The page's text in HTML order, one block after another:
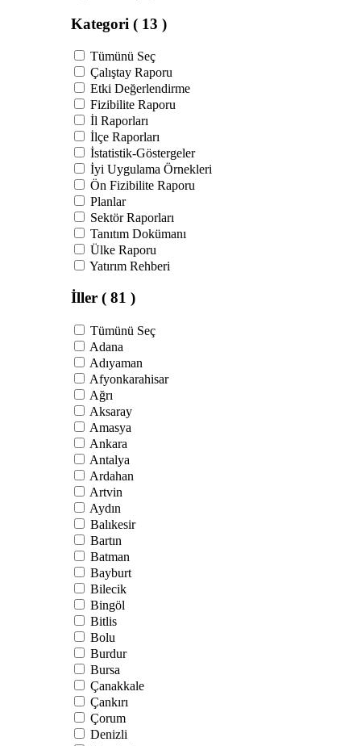
Kategori ( 13 )
Tümünü Seç
Çalıştay Raporu
Etki Değerlendirme
Fizibilite Raporu
İl Raporları
İlçe Raporları
İstatistik-Göstergeler
İyi Uygulama Örnekleri
Ön Fizibilite Raporu
Planlar
Sektör Raporları
Tanıtım Dokümanı
Ülke Raporu
Yatırım Rehberi
İller ( 81 )
Tümünü Seç
Adana
Adıyaman
Afyonkarahisar
Ağrı
Aksaray
Amasya
Ankara
Antalya
Ardahan
Artvin
Aydın
Balıkesir
Bartın
Batman
Bayburt
Bilecik
Bingöl
Bitlis
Bolu
Burdur
Bursa
Çanakkale
Çankırı
Çorum
Denizli